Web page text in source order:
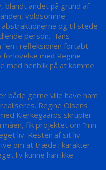
blandt andet på grund af
voldsomme
og til stede
person. Hans
”en i refleksionen fortabt
forlovelse med Regine
med henblik på at komme
både gerne ville have ham
Regine Olsens
Kierkegaards skrupler
fik projektet om ”hiin
liv. Resten af sit liv
om at træde i karakter
liv kunne han ikke